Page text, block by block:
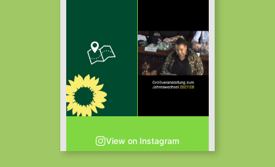
View on Instagram